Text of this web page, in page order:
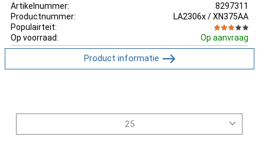
Artikelnummer:
8297311
Productnummer:
LA2306x / XN375AA
Populairteit:
Op voorraad:
Op aanvraag
Product informatie